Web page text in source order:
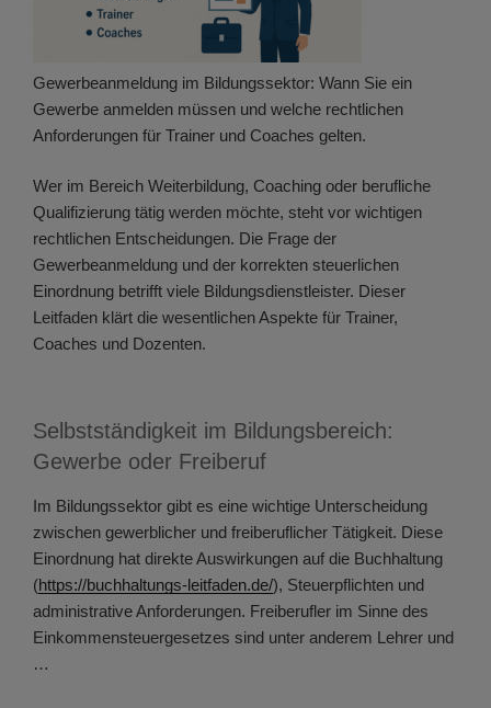
Gewerbeanmeldung im Bildungssektor: Wann Sie ein
Gewerbe anmelden müssen und welche rechtlichen
Anforderungen für Trainer und Coaches gelten.
Wer im Bereich Weiterbildung, Coaching oder berufliche
Qualifizierung tätig werden möchte, steht vor wichtigen
rechtlichen Entscheidungen. Die Frage der
Gewerbeanmeldung und der korrekten steuerlichen
Einordnung betrifft viele Bildungsdienstleister. Dieser
Leitfaden klärt die wesentlichen Aspekte für Trainer,
Coaches und Dozenten.
Selbstständigkeit im Bildungsbereich:
Gewerbe oder Freiberuf
Im Bildungssektor gibt es eine wichtige Unterscheidung
zwischen gewerblicher und freiberuflicher Tätigkeit. Diese
Einordnung hat direkte Auswirkungen auf die Buchhaltung
(https://buchhaltungs-leitfaden.de/), Steuerpflichten und
administrative Anforderungen. Freiberufler im Sinne des
Einkommensteuergesetzes sind unter anderem Lehrer und
…